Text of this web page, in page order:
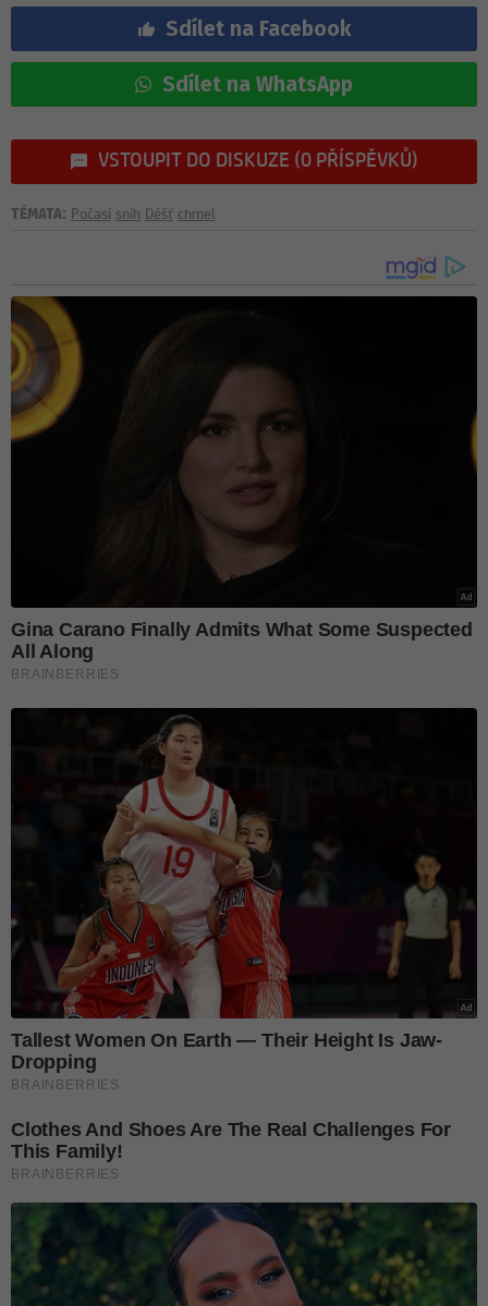
Sdílet na Facebook
Sdílet na WhatsApp
VSTOUPIT DO DISKUZE (0 PŘÍSPĚVKŮ)
TÉMATA: Počasí sníh Déšť chmel